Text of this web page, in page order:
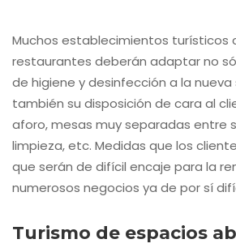
Muchos establecimientos turísticos
restaurantes deberán adaptar no
de higiene y desinfección a la nueva
también su disposición de cara al
aforo, mesas muy separadas entre
limpieza, etc. Medidas que los
que serán de difícil encaje para la
numerosos negocios ya de por sí
Turismo de espacios